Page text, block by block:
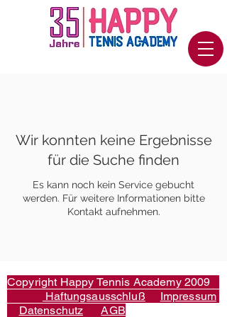
Wir konnten keine Ergebnisse
für die Suche finden
Es kann noch kein Service gebucht
werden. Für weitere Informationen bitte
Kontakt aufnehmen.
Copyright Happy Tennis Academy 2009
Haftungsausschluß
Impressum
Datenschutz
AGB